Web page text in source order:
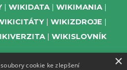
WIKIDATA
WIKIMANIA
WIKIZDROJE
WIKISLOVNÍK
×
cookie ke zlepšení